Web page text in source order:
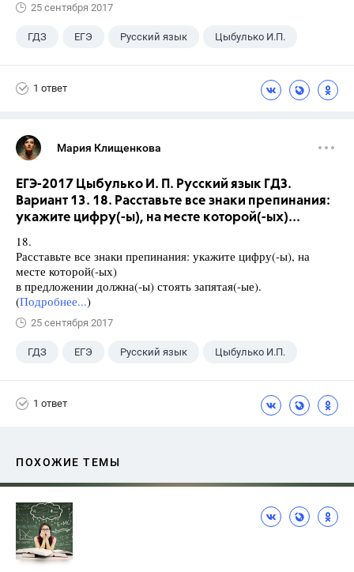
25 сентября 2017
ГДЗ ЕГЭ Русский язык Цыбулько И.П.
1 ответ
Мария Клищенкова
ЕГЭ-2017 Цыбулько И. П. Русский язык ГДЗ.
Вариант 13. 18. Расставьте все знаки препинания:
укажите цифру(-ы), на месте которой(-ых)...
18.
Расставьте все знаки препинания: укажите цифру(-ы), на
месте которой(-ых)
в предложении должна(-ы) стоять запятая(-ые).
(Подробнее...)
25 сентября 2017
ГДЗ ЕГЭ Русский язык Цыбулько И.П.
1 ответ
ПОХОЖИЕ ТЕМЫ